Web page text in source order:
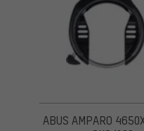
ABUS AMPARO